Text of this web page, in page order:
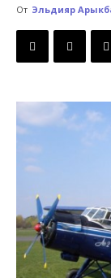
Кыргызстана
От Эльдияр